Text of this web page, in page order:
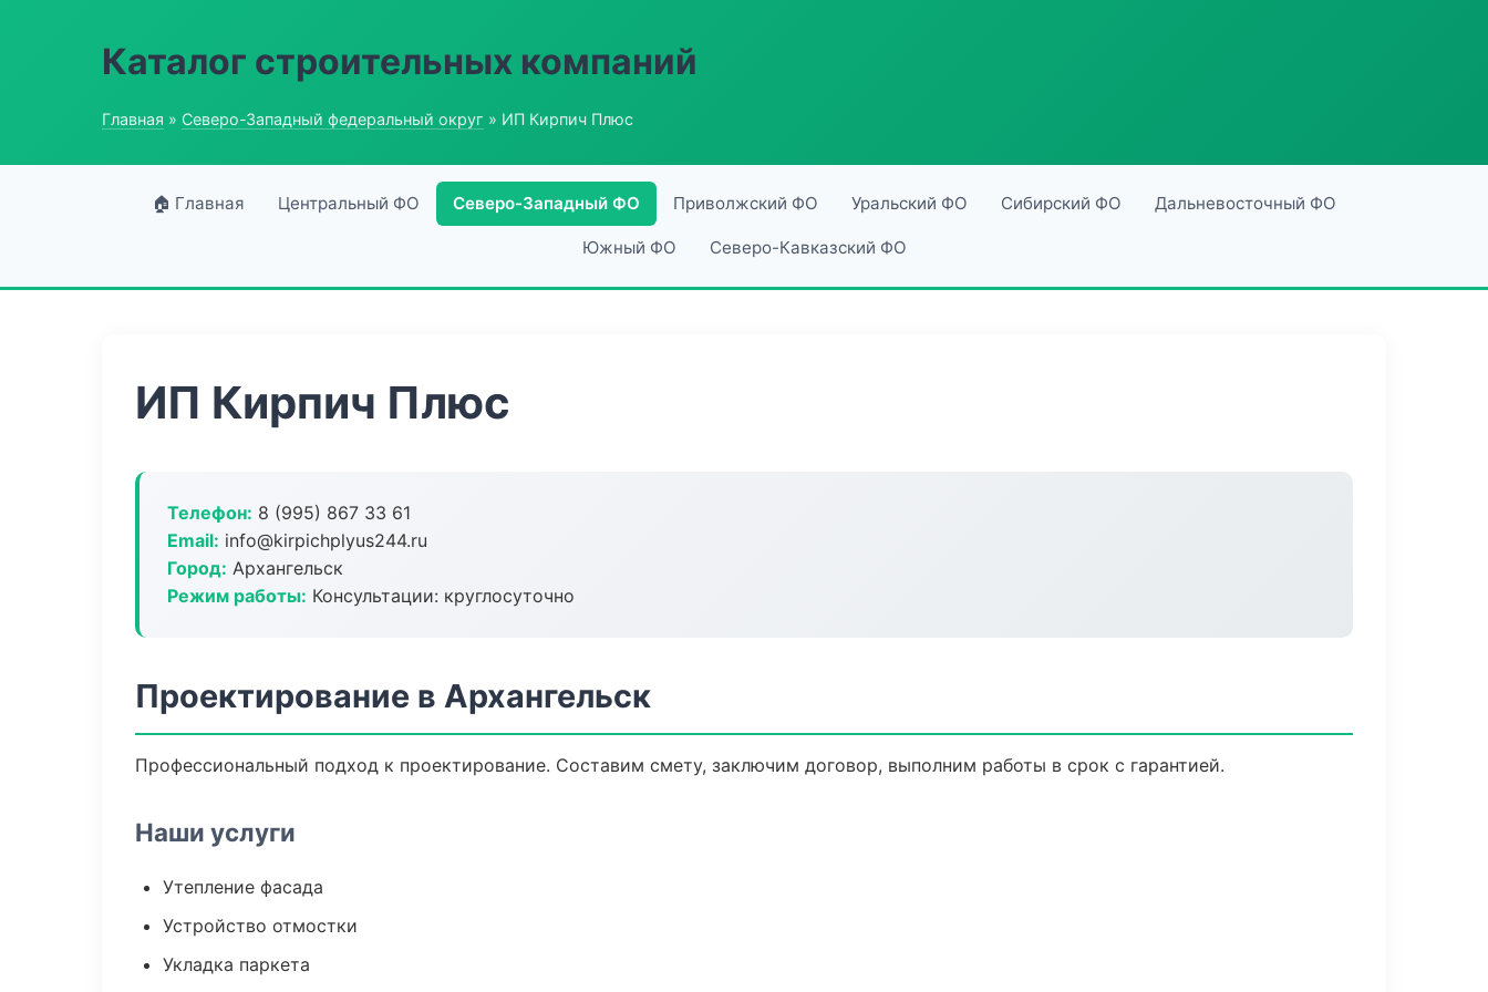
Каталог строительных компаний
Главная » Северо-Западный федеральный округ » ИП Кирпич Плюс
🏠 Главная Центральный ФО Северо-Западный ФО Приволжский ФО Уральский ФО Сибирский ФО Дальневосточный ФО
Южный ФО Северо-Кавказский ФО
ИП Кирпич Плюс
Телефон: 8 (995) 867 33 61
Email: info@kirpichplyus244.ru
Город: Архангельск
Режим работы: Консультации: круглосуточно
Проектирование в Архангельск
Профессиональный подход к проектирование. Составим смету, заключим договор, выполним работы в срок с гарантией.
Наши услуги
Утепление фасада
Устройство отмостки
Укладка паркета